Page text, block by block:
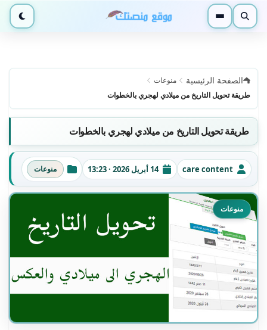
بحث القائمة الوضع
الصفحة الرئيسية
منوعات
طريقة تحويل التاريخ من ميلادي لهجري بالخطوات
طريقة تحويل التاريخ من ميلادي لهجري بالخطوات
الكاتبcare content تاريخ النشر
14 أبريل 2026 · 13:23 التصنيفاتمنوعات
منوعات